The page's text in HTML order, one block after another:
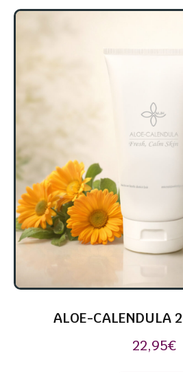
ALOE-CALENDULA
22,95€